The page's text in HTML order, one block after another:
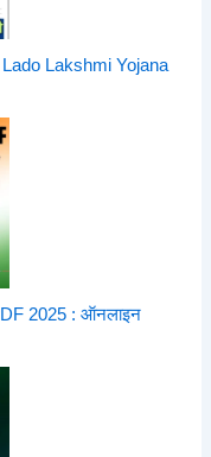
– Lado Lakshmi Yojana
PDF 2025 : ऑनलाइन